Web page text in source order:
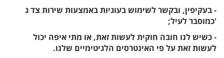
- בעקיפין, ובקשר לשימוש בעוגיות באמצעות שירות צד ג
'כמוסבר לעיל;
- כשיש לנו חובה חוקית לעשות זאת, או מתי איפה יכול
לעשות זאת על פי האינטרסים הלגיטימיים שלנו.